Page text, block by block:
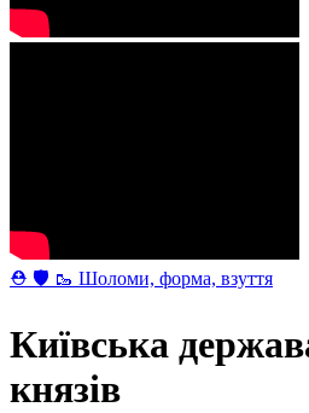
⛑ 🛡 🥾 Шоломи, форма, взуття
Київська
князів